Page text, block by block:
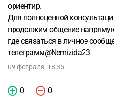
ориентир.
Для полноценной
продолжим общение
где связаться в личное
телеграмм@Nemizida23
09 февраля, 18:35
0 0